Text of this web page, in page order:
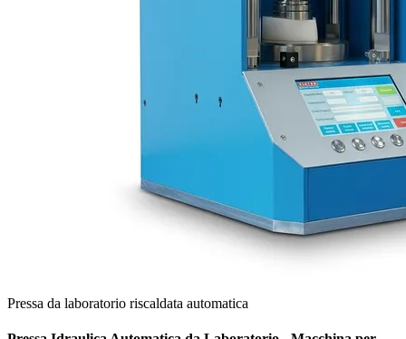
Pressa da laboratorio riscaldata automatica